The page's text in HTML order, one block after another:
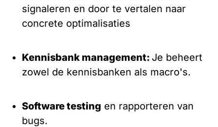
signaleren en door te vertalen naar
concrete optimalisaties
Kennisbank management: Je beheert
zowel de kennisbanken als macro's.
Software testing en rapporteren van
bugs.